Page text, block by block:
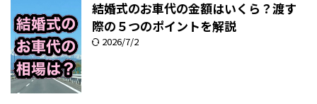
結婚式のお車代の金額はいくら？渡す
際の５つのポイントを解説
2026/7/2